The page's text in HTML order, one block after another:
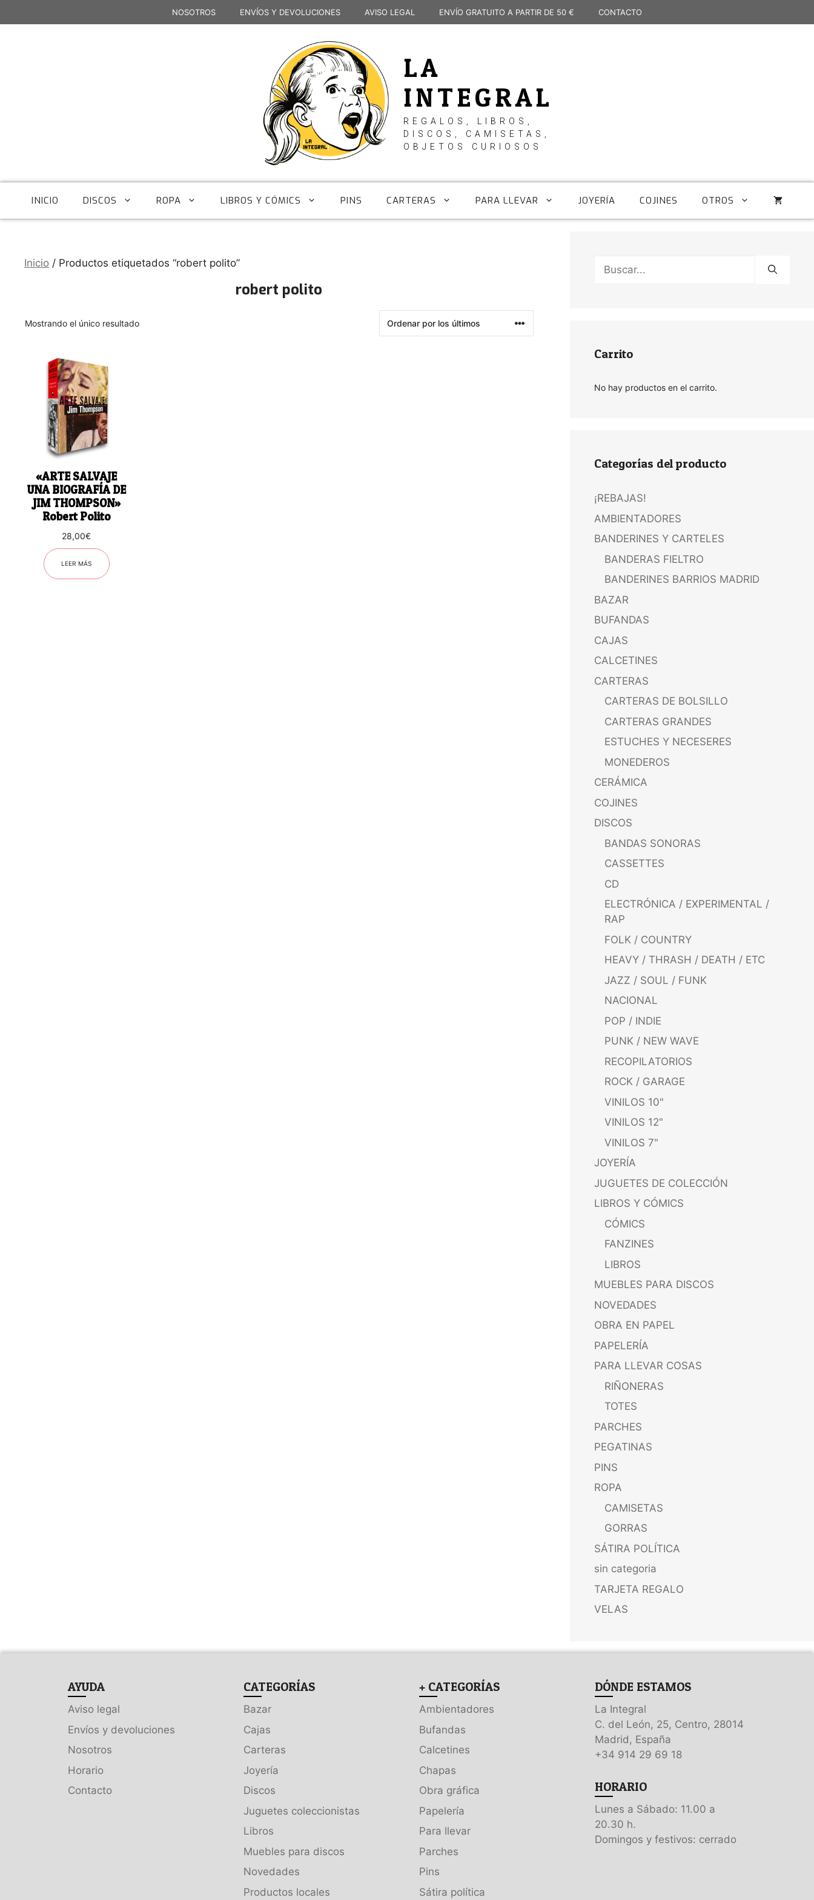
al
NOSOTROS ENVÍOS Y DEVOLUCIONES AVISO LEGAL ENVÍO GRATUITO A PARTIR DE 50 € CONTACTO
LA
INTEGRAL
REGALOS, LIBROS,
DISCOS, CAMISETAS,
OBJETOS CURIOSOS
INICIO DISCOS ROPA LIBROS Y CÓMICS PINS CARTERAS PARA LLEVAR JOYERÍA COJINES OTROS
Inicio / Productos etiquetados “robert polito”
robert polito
Mostrando el único resultado
«ARTE SALVAJE
UNA BIOGRAFÍA DE
JIM THOMPSON»
Robert Polito
28,00€
LEER MÁS
Buscar:
Carrito
No hay productos en el carrito.
Categorías del producto
¡REBAJAS!
AMBIENTADORES
BANDERINES Y CARTELES
BANDERAS FIELTRO
BANDERINES BARRIOS MADRID
BAZAR
BUFANDAS
CAJAS
CALCETINES
CARTERAS
CARTERAS DE BOLSILLO
CARTERAS GRANDES
ESTUCHES Y NECESERES
MONEDEROS
CERÁMICA
COJINES
DISCOS
BANDAS SONORAS
CASSETTES
CD
ELECTRÓNICA / EXPERIMENTAL /
RAP
FOLK / COUNTRY
HEAVY / THRASH / DEATH / ETC
JAZZ / SOUL / FUNK
NACIONAL
POP / INDIE
PUNK / NEW WAVE
RECOPILATORIOS
ROCK / GARAGE
VINILOS 10"
VINILOS 12"
VINILOS 7"
JOYERÍA
JUGUETES DE COLECCIÓN
LIBROS Y CÓMICS
CÓMICS
FANZINES
LIBROS
MUEBLES PARA DISCOS
NOVEDADES
OBRA EN PAPEL
PAPELERÍA
PARA LLEVAR COSAS
RIÑONERAS
TOTES
PARCHES
PEGATINAS
PINS
ROPA
CAMISETAS
GORRAS
SÁTIRA POLÍTICA
sin categoria
TARJETA REGALO
VELAS
AYUDA
Aviso legal
Envíos y devoluciones
Nosotros
Horario
Contacto
CATEGORÍAS
Bazar
Cajas
Carteras
Joyería
Discos
Juguetes coleccionistas
Libros
Muebles para discos
Novedades
Productos locales
+ CATEGORÍAS
Ambientadores
Bufandas
Calcetines
Chapas
Obra gráfica
Papelería
Para llevar
Parches
Pins
Sátira política
DÓNDE ESTAMOS
La Integral
C. del León, 25, Centro, 28014
Madrid, España
+34 914 29 69 18
HORARIO
Lunes a Sábado: 11.00 a
20.30 h.
Domingos y festivos: cerrado